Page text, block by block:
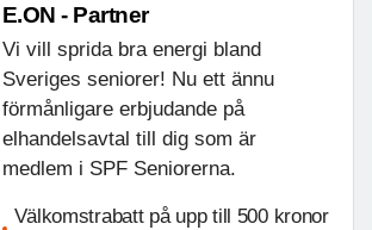
E.ON - Partner
Vi vill sprida bra energi bland
Sveriges seniorer! Nu ett ännu
förmånligare erbjudande på
elhandelsavtal till dig som är
medlem i SPF Seniorerna.
Välkomstrabatt på upp till 500 kronor